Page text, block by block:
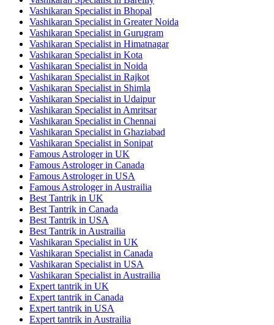
Vashikaran Specialist in Bhopal
Vashikaran Specialist in Greater Noida
Vashikaran Specialist in Gurugram
Vashikaran Specialist in Himatnagar
Vashikaran Specialist in Kota
Vashikaran Specialist in Noida
Vashikaran Specialist in Rajkot
Vashikaran Specialist in Shimla
Vashikaran Specialist in Udaipur
Vashikaran Specialist in Amritsar
Vashikaran Specialist in Chennai
Vashikaran Specialist in Ghaziabad
Vashikaran Specialist in Sonipat
Famous Astrologer in UK
Famous Astrologer in Canada
Famous Astrologer in USA
Famous Astrologer in Austrailia
Best Tantrik in UK
Best Tantrik in Canada
Best Tantrik in USA
Best Tantrik in Austrailia
Vashikaran Specialist in UK
Vashikaran Specialist in Canada
Vashikaran Specialist in USA
Vashikaran Specialist in Austrailia
Expert tantrik in UK
Expert tantrik in Canada
Expert tantrik in USA
Expert tantrik in Austrailia